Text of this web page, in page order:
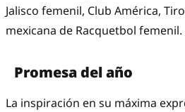
Jalisco femenil, Club América,
mexicana de Racquetbol femenil.
Promesa del año
La inspiración en su máxima